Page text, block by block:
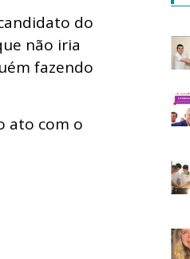
do
não iria
fazendo
ato com o